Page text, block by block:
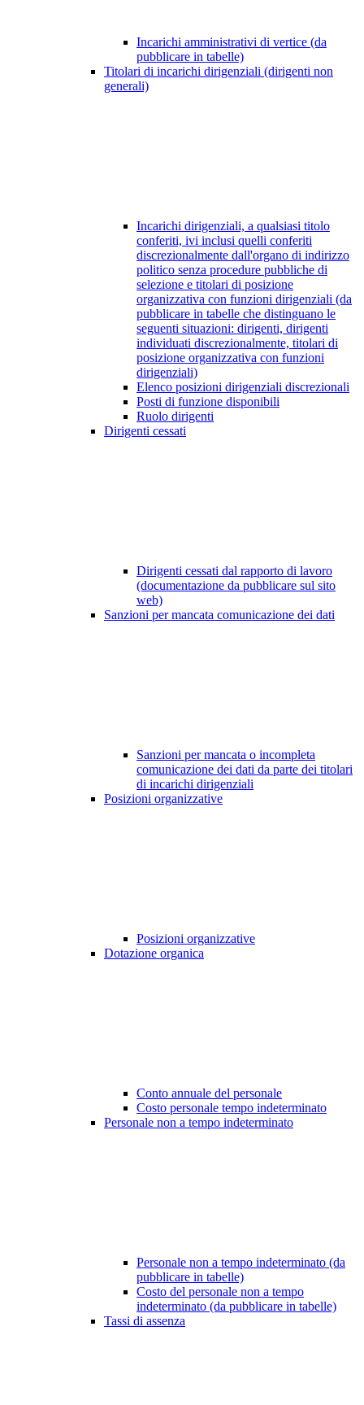
Incarichi amministrativi di vertice (da
pubblicare in tabelle)
Titolari di incarichi dirigenziali (dirigenti non
generali)
Incarichi dirigenziali, a qualsiasi titolo
conferiti, ivi inclusi quelli conferiti
discrezionalmente dall'organo di indirizzo
politico senza procedure pubbliche di
selezione e titolari di posizione
organizzativa con funzioni dirigenziali (da
pubblicare in tabelle che distinguano le
seguenti situazioni: dirigenti, dirigenti
individuati discrezionalmente, titolari di
posizione organizzativa con funzioni
dirigenziali)
Elenco posizioni dirigenziali discrezionali
Posti di funzione disponibili
Ruolo dirigenti
Dirigenti cessati
Dirigenti cessati dal rapporto di lavoro
(documentazione da pubblicare sul sito
web)
Sanzioni per mancata comunicazione dei dati
Sanzioni per mancata o incompleta
comunicazione dei dati da parte dei titolari
di incarichi dirigenziali
Posizioni organizzative
Posizioni organizzative
Dotazione organica
Conto annuale del personale
Costo personale tempo indeterminato
Personale non a tempo indeterminato
Personale non a tempo indeterminato (da
pubblicare in tabelle)
Costo del personale non a tempo
indeterminato (da pubblicare in tabelle)
Tassi di assenza